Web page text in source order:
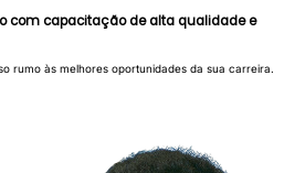
com capacitação de alta qualidade e
rumo às melhores oportunidades da sua carreira.